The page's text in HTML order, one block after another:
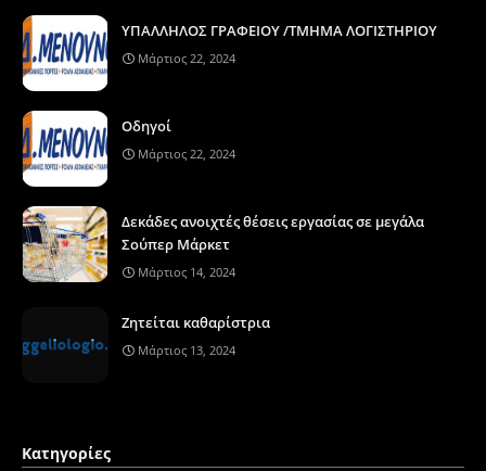
ΥΠΑΛΛΗΛΟΣ ΓΡΑΦΕΙΟΥ /ΤΜΗΜΑ ΛΟΓΙΣΤΗΡΙΟΥ
Μάρτιος 22, 2024
Οδηγοί
Μάρτιος 22, 2024
Δεκάδες ανοιχτές θέσεις εργασίας σε μεγάλα
Σούπερ Μάρκετ
Μάρτιος 14, 2024
Ζητείται καθαρίστρια
Μάρτιος 13, 2024
Κατηγορίες